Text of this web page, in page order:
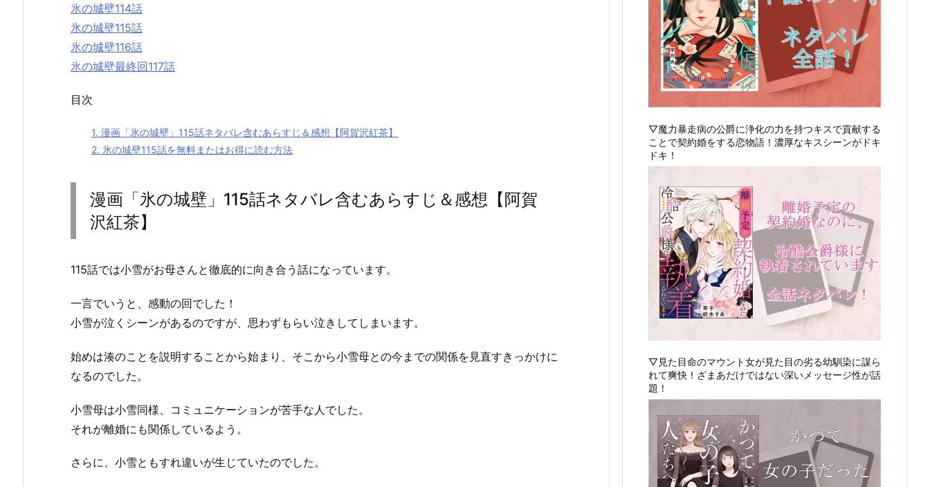
氷の城壁114話
氷の城壁115話
氷の城壁116話
氷の城壁最終回117話
目次
1. 漫画「氷の城壁」115話ネタバレ含むあらすじ＆感想【阿賀沢紅茶】
2. 氷の城壁115話を無料またはお得に読む方法
漫画「氷の城壁」115話ネタバレ含むあらすじ＆感想【阿賀
沢紅茶】
115話では小雪がお母さんと徹底的に向き合う話になっています。
一言でいうと、感動の回でした！
小雪が泣くシーンがあるのですが、思わずもらい泣きしてしまいます。
始めは湊のことを説明することから始まり、そこから小雪母との今までの関係を見直すきっかけに
なるのでした。
小雪母は小雪同様、コミュニケーションが苦手な人でした。
それが離婚にも関係しているよう。
さらに、小雪ともすれ違いが生じていたのでした。
▽魔力暴走病の公爵に浄化の力を持つキスで貢献する
ことで契約婚をする恋物語！濃厚なキスシーンがドキ
ドキ！
▽見た目命のマウント女が見た目の劣る幼馴染に謀ら
れて爽快！ざまあだけではない深いメッセージ性が話
題！